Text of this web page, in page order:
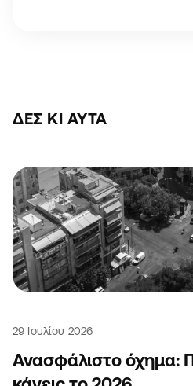
ΔΕΣ ΚΙ ΑΥΤΆ
29 Ιουλίου 2026
Ανασφάλιστο όχημα: